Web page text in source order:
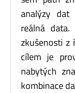
analýzy dat
reálná
zkušenosti z
cílem je
nabytých
kombinace